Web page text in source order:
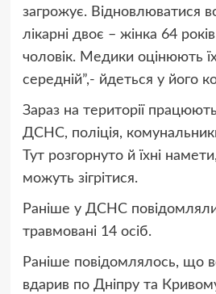
загрожує. Відновлюватися
лікарні двоє – жінка 64
чоловік. Медики оцінюють
середній”,- йдеться у його
Зараз на території
ДСНС, поліція,
Тут розгорнуто й їхні
можуть зігрітися.
Раніше у ДСНС
травмовані 14 осіб.
Раніше повідомлялось, що
вдарив по Дніпру та